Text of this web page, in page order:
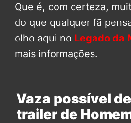
Que é, com certeza,
do que qualquer fã
olho aqui no Legado da
mais informações.
Vaza possível
trailer de